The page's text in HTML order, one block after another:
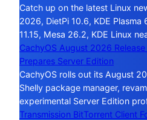
Catch up on the latest Linux
2026, DietPi 10.6, KDE Plasma
11.15, Mesa 26.2, KDE Linux
CachyOS August 2026 Release
Prepares Server Edition
CachyOS rolls out its August
Shelly package manager,
experimental Server Edition
Transmission BitTorrent Client